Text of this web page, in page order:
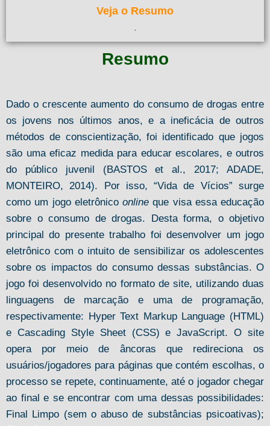
Veja o Resumo
.
Resumo
Dado o crescente aumento do consumo de drogas entre
os jovens nos últimos anos, e a ineficácia de outros
métodos de conscientização, foi identificado que jogos
são uma eficaz medida para educar escolares, e outros
do público juvenil (BASTOS et al., 2017; ADADE,
MONTEIRO, 2014). Por isso, “Vida de Vícios” surge
como um jogo eletrônico online que visa essa educação
sobre o consumo de drogas. Desta forma, o objetivo
principal do presente trabalho foi desenvolver um jogo
eletrônico com o intuito de sensibilizar os adolescentes
sobre os impactos do consumo dessas substâncias. O
jogo foi desenvolvido no formato de site, utilizando duas
linguagens de marcação e uma de programação,
respectivamente: Hyper Text Markup Language (HTML)
e Cascading Style Sheet (CSS) e JavaScript. O site
opera por meio de âncoras que redireciona os
usuários/jogadores para páginas que contém escolhas, o
processo se repete, continuamente, até o jogador chegar
ao final e se encontrar com uma dessas possibilidades:
Final Limpo (sem o abuso de substâncias psicoativas);